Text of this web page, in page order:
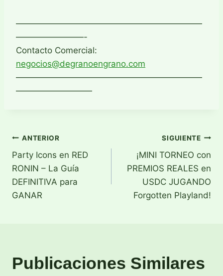
——————————————————————
————————-
Contacto Comercial:
negocios@degranoengrano.com
——————————————————————
—————————
Navegación
de
entradas
ANTERIOR
Party Icons en RED
RONIN – La Guía
DEFINITIVA para
GANAR
SIGUIENTE
¡MINI TORNEO con
PREMIOS REALES en
USDC JUGANDO
Forgotten Playland!
Publicaciones Similares